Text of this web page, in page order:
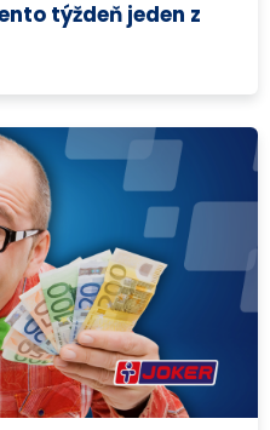
týždeň jeden z